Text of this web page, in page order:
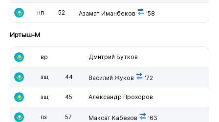
нп 52 Азамат Иманбеков '58
Иртыш-М
вр Дмитрий Бутков
зщ 44 Василий Жуков '72
зщ 45 Александр Прохоров
пз 57 Максат Кабезов '63